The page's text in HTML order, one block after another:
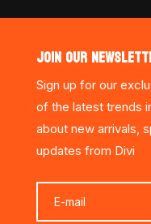
JOIN OUR
Sign up for our
of the latest trends
about new arrivals,
updates from Divi